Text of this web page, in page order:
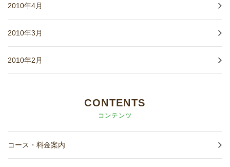
2010年4月
2010年3月
2010年2月
CONTENTS
コンテンツ
コース・料金案内